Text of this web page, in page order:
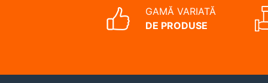
GAMĂ VARIATĂ
DE PRODUSE